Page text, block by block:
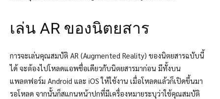
เล่น AR ของนิตยสาร
การจะเล่นคุณสมบัติ AR (Augmented Reality) ของนิตยสารฉบับนี้
ได้ จะต้องไปโหลดแอพชื่อเดียวกับนิตยสารมาก่อน มีทั้งบน
แพลตฟอร์ม Android และ iOS ให้ใช้งาน เมื่อโหลดแล้วก็เปิดขึ้นมา
รอโหลด จากนั้นก็สแกนหน้าปกที่มีเครื่องหมายระบุว่าใช้คุณสมบัติ